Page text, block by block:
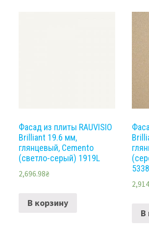
Фасад из плиты RAUVISIO
Brilliant 19.6 мм,
глянцевый, Cemento
(светло-серый) 1919L
2,696.98₴
В корзину
В